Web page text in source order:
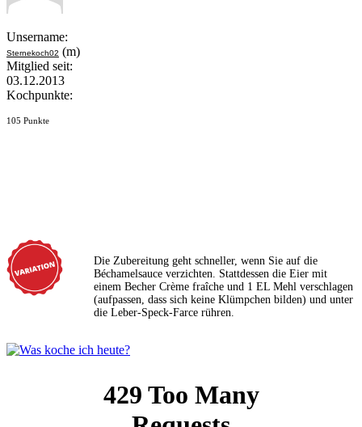
Unsername:
Sternekoch02 (m)
Mitglied seit:
03.12.2013
Kochpunkte:
105 Punkte
Die Zubereitung geht schneller, wenn Sie auf die
Béchamelsauce verzichten. Stattdessen die Eier mit
einem Becher Crème fraîche und 1 EL Mehl verschlagen
(aufpassen, dass sich keine Klümpchen bilden) und unter
die Leber-Speck-Farce rühren.